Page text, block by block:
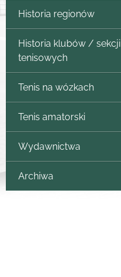
Historia regionów
Historia klubów / sekcji
tenisowych
Tenis na wózkach
Tenis amatorski
Wydawnictwa
Archiwa